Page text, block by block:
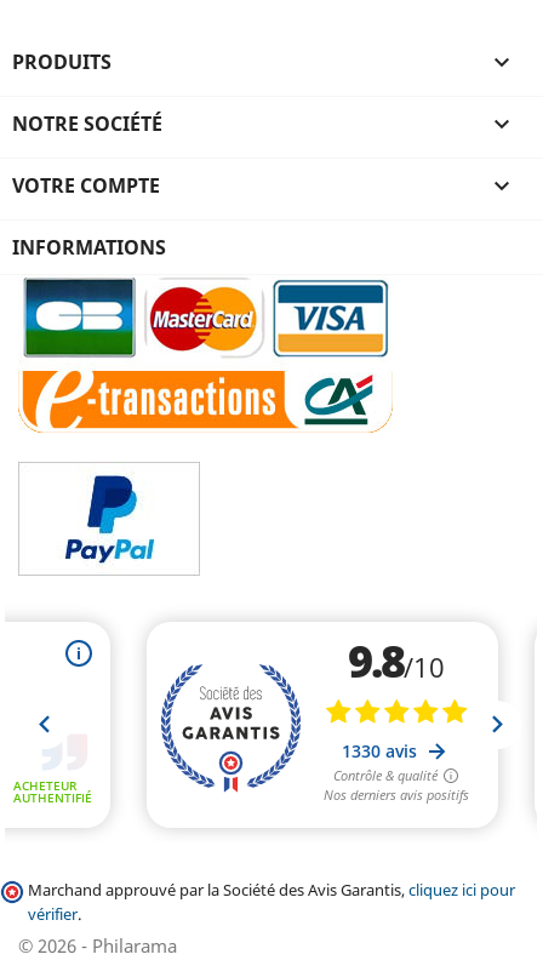
PRODUITS 
NOTRE SOCIÉTÉ 
VOTRE COMPTE 
INFORMATIONS
Marchand approuvé par la Société des Avis Garantis,cliquez ici pour
vérifier.
© 2026 - Philarama